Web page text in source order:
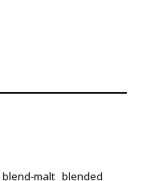
blend-malt blended